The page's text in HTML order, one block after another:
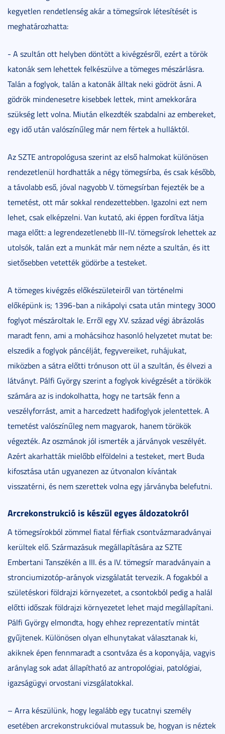
kegyetlen rendetlenség akár a tömegsírok létesítését is
meghatározhatta:
- A szultán ott helyben döntött a kivégzésről, ezért a török
katonák sem lehettek felkészülve a tömeges mészárlásra.
Talán a foglyok, talán a katonák álltak neki gödröt ásni. A
gödrök mindenesetre kisebbek lettek, mint amekkorára
szükség lett volna. Miután elkezdték szabdalni az embereket,
egy idő után valószínűleg már nem fértek a hulláktól.
Az SZTE antropológusa szerint az első halmokat különösen
rendezetlenül hordhatták a négy tömegsírba, és csak később,
a távolabb eső, jóval nagyobb V. tömegsírban fejezték be a
temetést, ott már sokkal rendezettebben. Igazolni ezt nem
lehet, csak elképzelni. Van kutató, aki éppen fordítva látja
maga előtt: a legrendezetlenebb III-IV. tömegsírok lehettek az
utolsók, talán ezt a munkát már nem nézte a szultán, és itt
sietősebben vetették gödörbe a testeket.
A tömeges kivégzés előkészületeiről van történelmi
előképünk is; 1396-ban a nikápolyi csata után mintegy 3000
foglyot mészároltak le. Erről egy XV. század végi ábrázolás
maradt fenn, ami a mohácsihoz hasonló helyzetet mutat be:
elszedik a foglyok páncélját, fegyvereiket, ruhájukat,
miközben a sátra előtti trónuson ott ül a szultán, és élvezi a
látványt. Pálfi György szerint a foglyok kivégzését a törökök
számára az is indokolhatta, hogy ne tartsák fenn a
veszélyforrást, amit a harcedzett hadifoglyok jelentettek. A
temetést valószínűleg nem magyarok, hanem törökök
végezték. Az oszmánok jól ismerték a járványok veszélyét.
Azért akarhatták mielőbb elföldelni a testeket, mert Buda
kifosztása után ugyanezen az útvonalon kívántak
visszatérni, és nem szerettek volna egy járványba belefutni.
Arcrekonstrukció is készül egyes áldozatokról
A tömegsírokból zömmel fiatal férfiak csontvázmaradványai
kerültek elő. Származásuk megállapítására az SZTE
Embertani Tanszékén a III. és a IV. tömegsír maradványain a
stronciumizotóp-arányok vizsgálatát tervezik. A fogakból a
születéskori földrajzi környezetet, a csontokból pedig a halál
előtti időszak földrajzi környezetet lehet majd megállapítani.
Pálfi György elmondta, hogy ehhez reprezentatív mintát
gyűjtenek. Különösen olyan elhunytakat választanak ki,
akiknek épen fennmaradt a csontváza és a koponyája, vagyis
aránylag sok adat állapítható az antropológiai, patológiai,
igazságügyi orvostani vizsgálatokkal.
– Arra készülünk, hogy legalább egy tucatnyi személy
esetében arcrekonstrukcióval mutassuk be, hogyan is néztek